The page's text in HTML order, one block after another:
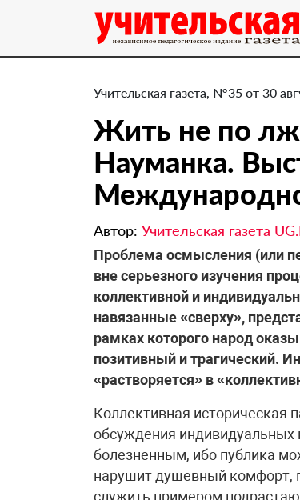
Учительская газета, №35 от 30
Жить не по
Науманка.
Автор: Учительская газета
Проблема осмысления (или
вне серьезного изучения
коллективной и
навязанные «сверху»,
рамках которого народ
позитивный и трагический.
«растворяется» в
Коллективная историческая
обсуждения
болезненным, ибо публика
нарушит душевный комфорт,
служить примером